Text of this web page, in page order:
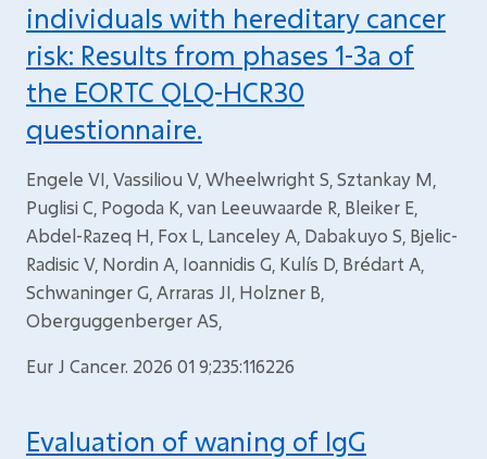
individuals with hereditary cancer
risk: Results from phases 1-3a of
the EORTC QLQ-HCR30
questionnaire.
Engele VI, Vassiliou V, Wheelwright S, Sztankay M,
Puglisi C, Pogoda K, van Leeuwaarde R, Bleiker E,
Abdel-Razeq H, Fox L, Lanceley A, Dabakuyo S, Bjelic-
Radisic V, Nordin A, Ioannidis G, Kulís D, Brédart A,
Schwaninger G, Arraras JI, Holzner B,
Oberguggenberger AS,
Eur J Cancer. 2026 01 9;235:116226
Evaluation of waning of IgG